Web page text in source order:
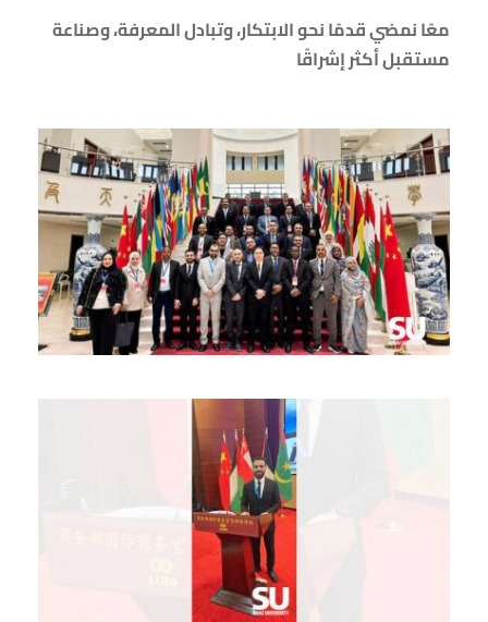
معًا نمضي قدمًا نحو الابتكار، وتبادل المعرفة، وصناعة
مستقبل أكثر إشراقًا